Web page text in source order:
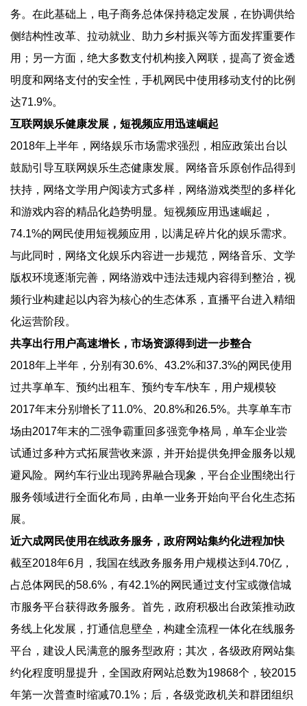
务。在此基础上，电子商务总体保持稳定发展，在协调供给
侧结构性改革、拉动就业、助力乡村振兴等方面发挥重要作
用；另一方面，绝大多数支付机构接入网联，提高了资金透
明度和网络支付的安全性，手机网民中使用移动支付的比例
达71.9%。
互联网娱乐健康发展，短视频应用迅速崛起
2018年上半年，网络娱乐市场需求强烈，相应政策出台以
鼓励引导互联网娱乐生态健康发展。网络音乐原创作品得到
扶持，网络文学用户阅读方式多样，网络游戏类型的多样化
和游戏内容的精品化趋势明显。短视频应用迅速崛起，
74.1%的网民使用短视频应用，以满足碎片化的娱乐需求。
与此同时，网络文化娱乐内容进一步规范，网络音乐、文学
版权环境逐渐完善，网络游戏中违法违规内容得到整治，视
频行业构建起以内容为核心的生态体系，直播平台进入精细
化运营阶段。
共享出行用户高速增长，市场资源得到进一步整合
2018年上半年，分别有30.6%、43.2%和37.3%的网民使用
过共享单车、预约出租车、预约专车/快车，用户规模较
2017年末分别增长了11.0%、20.8%和26.5%。共享单车市
场由2017年末的二强争霸重回多强竞争格局，单车企业尝
试通过多种方式拓展营收来源，并开始提供免押金服务以规
避风险。网约车行业出现跨界融合现象，平台企业围绕出行
服务领域进行全面化布局，由单一业务开始向平台化生态拓
展。
近六成网民使用在线政务服务，政府网站集约化进程加快
截至2018年6月，我国在线政务服务用户规模达到4.70亿，
占总体网民的58.6%，有42.1%的网民通过支付宝或微信城
市服务平台获得政务服务。首先，政府积极出台政策推动政
务线上化发展，打通信息壁垒，构建全流程一体化在线服务
平台，建设人民满意的服务型政府；其次，各级政府网站集
约化程度明显提升，全国政府网站总数为19868个，较2015
年第一次普查时缩减70.1%；后，各级党政机关和群团组织